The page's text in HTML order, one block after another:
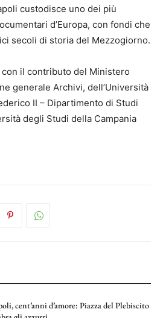
custodisce uno dei più
d’Europa, con fondi che
secoli di storia del Mezzogiorno.
con il contributo del Ministero
generale Archivi, dell’Università
II – Dipartimento di Studi
degli Studi della Campania
cent’anni d’amore: Piazza del Plebiscito